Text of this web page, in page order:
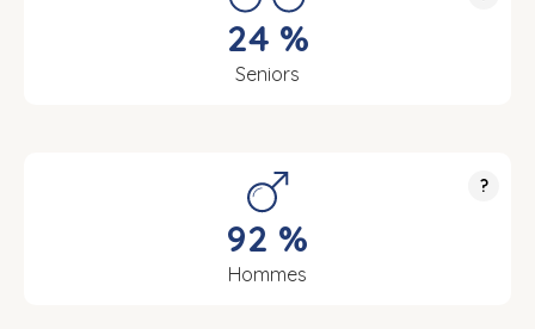
24 %
Seniors
?
92 %
Hommes